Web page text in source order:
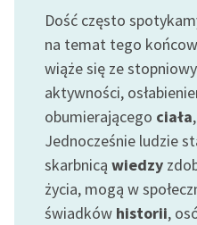
Regulamin darowizn
Informacja o treściach
wrażliwych
Deklaracja dostępności
Dość często
na temat tego
wiąże się ze
aktywności,
obumierającego ciała
Jednocześnie ludzie
skarbnicą wiedzy
życia, mogą w
świadków historii,